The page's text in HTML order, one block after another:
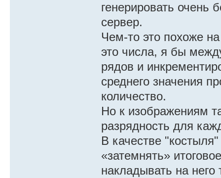
генерировать очень
сервер.
Чем-то это похоже
это числа, я бы
рядов и
среднего значения
количество.
Но к изображениям
разрядность для
В качестве
«затемнять»
накладывать на